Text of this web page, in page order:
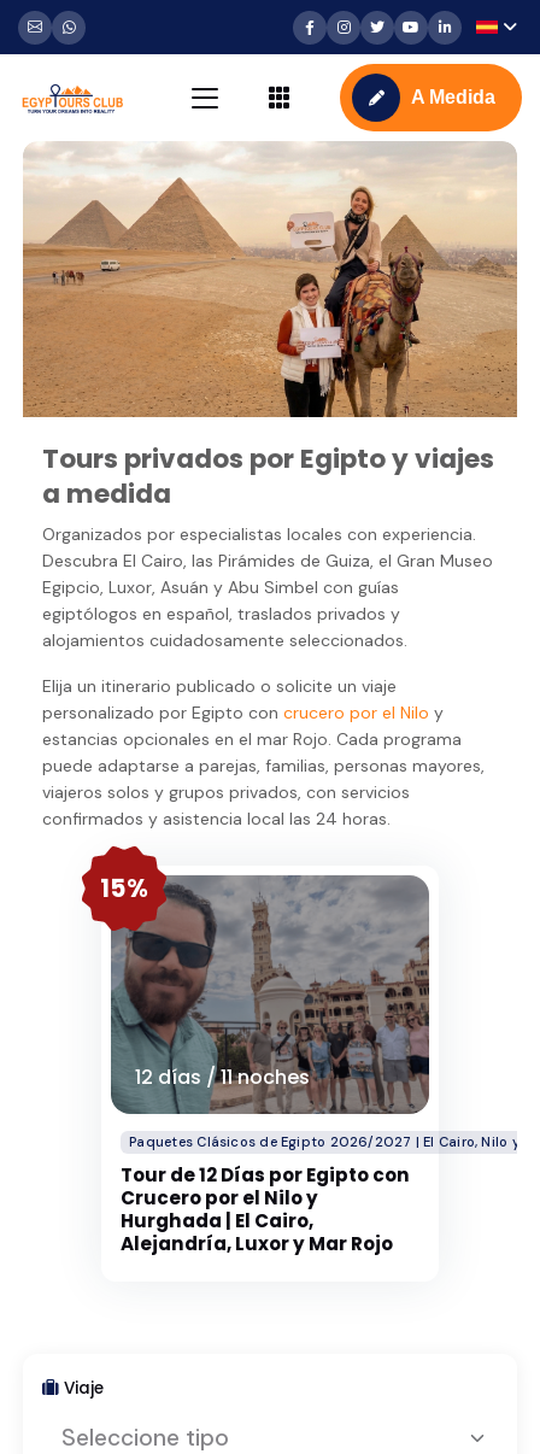
A Medida
Tours privados por Egipto y viajes
a medida
Organizados por especialistas locales con experiencia.
Descubra El Cairo, las Pirámides de Guiza, el Gran Museo
Egipcio, Luxor, Asuán y Abu Simbel con guías
egiptólogos en español, traslados privados y
alojamientos cuidadosamente seleccionados.
Elija un itinerario publicado o solicite un viaje
personalizado por Egipto con crucero por el Nilo y
estancias opcionales en el mar Rojo. Cada programa
puede adaptarse a parejas, familias, personas mayores,
viajeros solos y grupos privados, con servicios
confirmados y asistencia local las 24 horas.
15%
12 días / 11 noches
Paquetes Clásicos de Egipto 2026/2027 | El Cairo, Nilo y
Tour de 12 Días por Egipto con
Crucero por el Nilo y
Hurghada | El Cairo,
Alejandría, Luxor y Mar Rojo
Viaje
Seleccione tipo